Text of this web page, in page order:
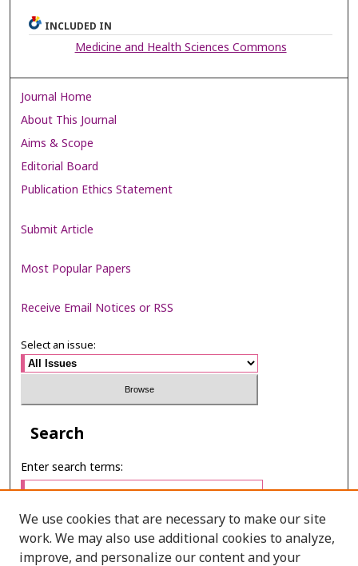
INCLUDED IN
Medicine and Health Sciences Commons
Journal Home
About This Journal
Aims & Scope
Editorial Board
Publication Ethics Statement
Submit Article
Most Popular Papers
Receive Email Notices or RSS
Select an issue:
Search
Enter search terms:
Select context to search:
We use cookies that are necessary to make our site
work. We may also use additional cookies to analyze,
improve, and personalize our content and your